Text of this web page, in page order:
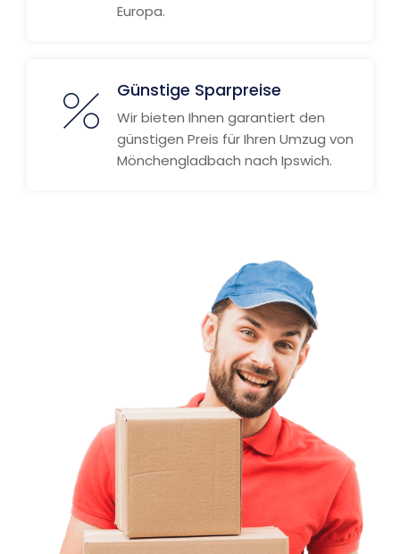
Europa.
Günstige Sparpreise
Wir bieten Ihnen garantiert den
günstigen Preis für Ihren Umzug von
Mönchengladbach nach Ipswich.